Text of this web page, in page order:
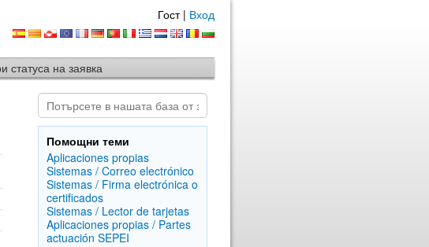
Гост | Вход
статуса на заявка
Помощни теми
Aplicaciones propias
Sistemas / Correo electrónico
Sistemas / Firma electrónica o
certificados
Sistemas / Lector de tarjetas
Aplicaciones propias / Partes
actuación SEPEI